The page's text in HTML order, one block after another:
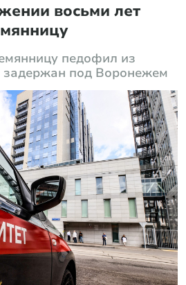
восьми лет
педофил из
задержан под Воронежем